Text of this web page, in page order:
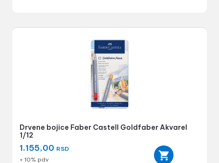
Drvene bojice Faber Castell Goldfaber Akvarel
1/12
1.155,00 RSD
+ 10% pdv